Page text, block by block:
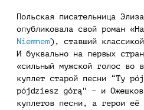
Польская писательница
опубликовала свой роман
Niemnem), ставший
И буквально на первых
«сильный мужской голос во
куплет старой песни “Ty
pójǳiesz górą" – и
куплетов песни, а герои её